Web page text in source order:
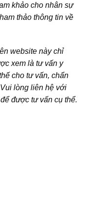
khảo cho nhân sự
thảo thông tin về
website này chỉ
xem là tư vấn y
cho tư vấn, chẩn
lòng liên hệ với
được tư vấn cụ thể.